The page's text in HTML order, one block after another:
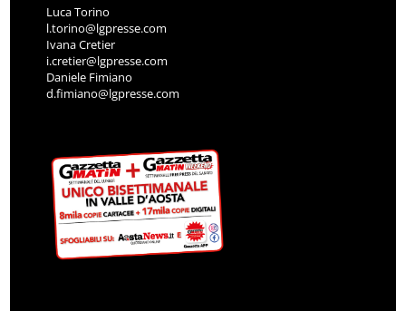
Luca Torino
l.torino@lgpresse.com
Ivana Cretier
i.cretier@lgpresse.com
Daniele Fimiano
d.fimiano@lgpresse.com